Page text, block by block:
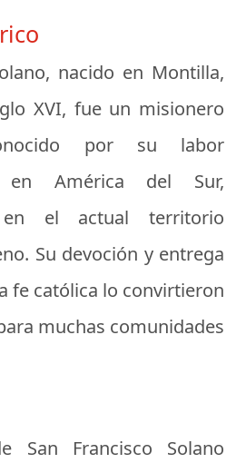
nacido en Montilla,
XVI, fue un misionero
por su labor
en América del Sur,
en el actual territorio
Su devoción y entrega
fe católica lo convirtieron
muchas comunidades
San Francisco Solano